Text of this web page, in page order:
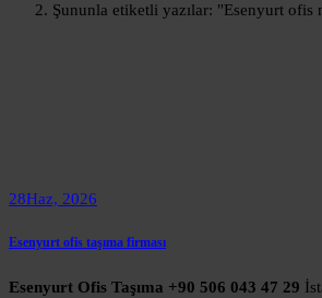
Şununla etiketli yazılar: "Esenyurt ofis
28Haz, 2026
Esenyurt ofis taşıma firması
Esenyurt Ofis Taşıma +90 506 043 47 29